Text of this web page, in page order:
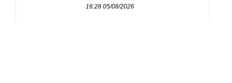
16:28 05/08/2026